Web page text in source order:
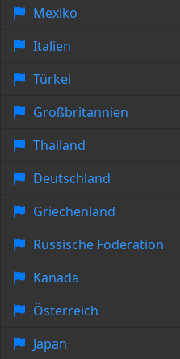
Mexiko
Italien
Türkei
Großbritannien
Thailand
Deutschland
Griechenland
Russische Föderation
Kanada
Österreich
Japan